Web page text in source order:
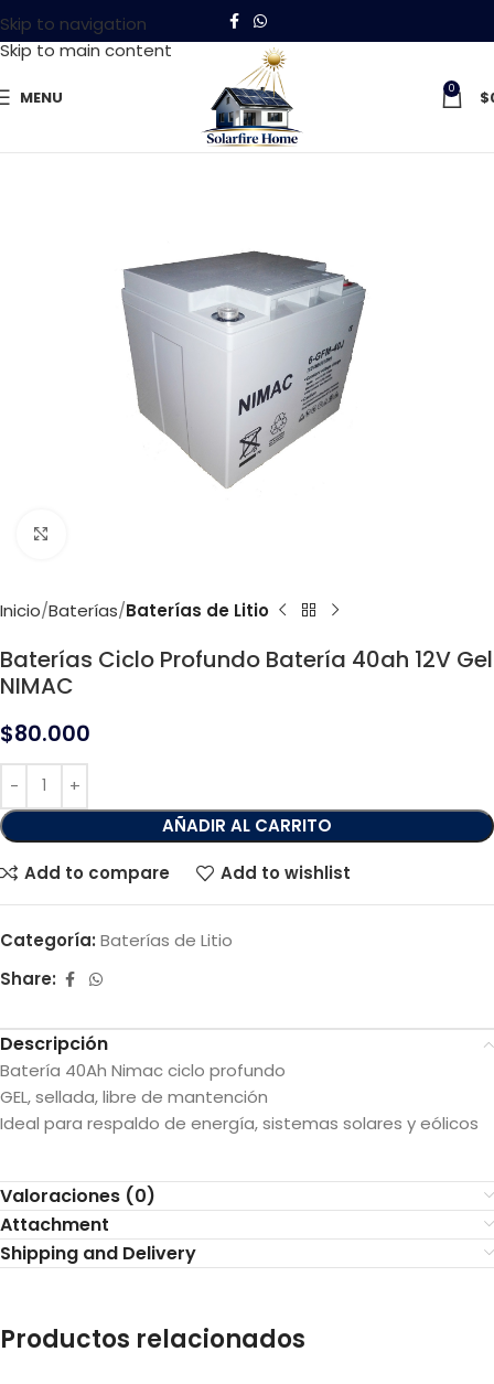
Skip to navigation
Skip to main content
MENU 0 $
Inicio Baterías Baterías de Litio
Baterías Ciclo Profundo Batería 40ah 12V Gel
NIMAC
$80.000
AÑADIR AL CARRITO
Add to compare Add to wishlist
Categoría: Baterías de Litio
Share:
Descripción
Batería 40Ah Nimac ciclo profundo
GEL, sellada, libre de mantención
Ideal para respaldo de energía, sistemas solares y eólicos
Valoraciones (0)
Attachment
Shipping and Delivery
Productos relacionados